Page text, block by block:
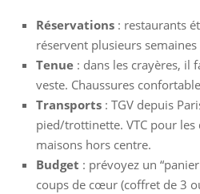
Réservations : restaurants
réservent plusieurs semaines
Tenue : dans les crayères, il
veste. Chaussures
Transports : TGV depuis
pied/trottinette. VTC pour les
maisons hors centre.
Budget : prévoyez un
coups de cœur (coffret de 3